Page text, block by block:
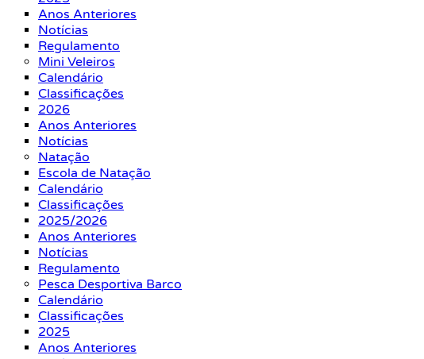
Anos Anteriores
Notícias
Regulamento
Mini Veleiros
Calendário
Classificações
2026
Anos Anteriores
Notícias
Natação
Escola de Natação
Calendário
Classificações
2025/2026
Anos Anteriores
Notícias
Regulamento
Pesca Desportiva Barco
Calendário
Classificações
2025
Anos Anteriores